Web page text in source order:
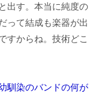
出す。本当に純度の
って結成も楽器が出
すからね。技術どこ
馴染のバンドの何が